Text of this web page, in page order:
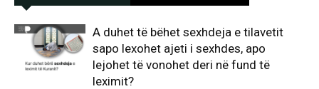
A duhet të bëhet sexhdeja e tilavetit
sapo lexohet ajeti i sexhdes, apo
lejohet të vonohet deri në fund të
leximit?